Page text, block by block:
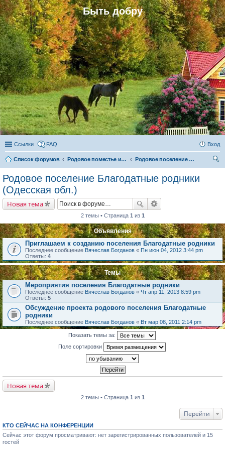
Быть добру
Ссылки FAQ Вход
Список форумов Родовое поместье и родовое поселение
Родовое поселение Благодатные родники (Одесская обл.)
Родовое поселение Благодатные родники
(Одесская обл.)
Новая тема
2 темы • Страница 1 из 1
Объявления
Приглашаем к созданию поселения Благодатные родники
Последнее сообщение Вячеслав Богданов « Пн июн 04, 2012 3:44 pm
Ответы: 4
Темы
Мероприятия поселения Благодатные родники
Последнее сообщение Вячеслав Богданов « Чт апр 11, 2013 8:59 pm
Ответы: 5
Обсуждение проекта родового поселения Благодатные
родники
Последнее сообщение Вячеслав Богданов « Вт мар 08, 2011 2:14 pm
Показать темы за:
Поле сортировки
Новая тема
2 темы • Страница 1 из 1
Перейти
КТО СЕЙЧАС НА КОНФЕРЕНЦИИ
Сейчас этот форум просматривают: нет зарегистрированных пользователей и 15
гостей